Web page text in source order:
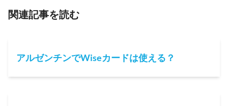
関連記事を読む
アルゼンチンでWiseカードは使える？